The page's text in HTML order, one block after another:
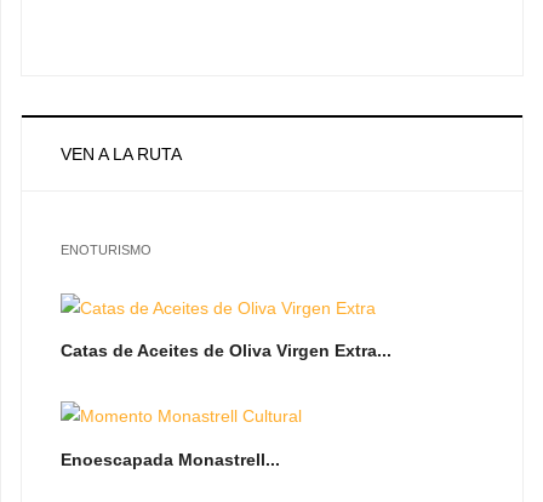
VEN A LA RUTA
ENOTURISMO
Catas de Aceites de Oliva Virgen Extra...
Enoescapada Monastrell...